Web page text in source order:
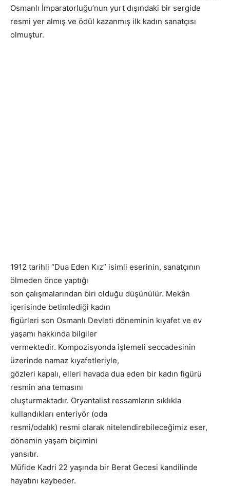
Osmanlı İmparatorluğu’nun yurt dışındaki bir sergide
resmi yer almış ve ödül kazanmış ilk kadın sanatçısı
olmuştur.
1912 tarihli “Dua Eden Kız” isimli eserinin, sanatçının
ölmeden önce yaptığı
son çalışmalarından biri olduğu düşünülür. Mekân
içerisinde betimlediği kadın
figürleri son Osmanlı Devleti döneminin kıyafet ve ev
yaşamı hakkında bilgiler
vermektedir. Kompozisyonda işlemeli seccadesinin
üzerinde namaz kıyafetleriyle,
gözleri kapalı, elleri havada dua eden bir kadın figürü
resmin ana temasını
oluşturmaktadır. Oryantalist ressamların sıklıkla
kullandıkları enteriyör (oda
resmi/odalık) resmi olarak nitelendirebileceğimiz eser,
dönemin yaşam biçimini
yansıtır.
Müfide Kadri 22 yaşında bir Berat Gecesi kandilinde
hayatını kaybeder.